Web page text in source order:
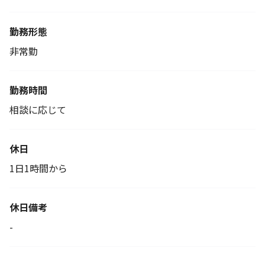
勤務形態
非常勤
勤務時間
相談に応じて
休日
1日1時間から
休日備考
-